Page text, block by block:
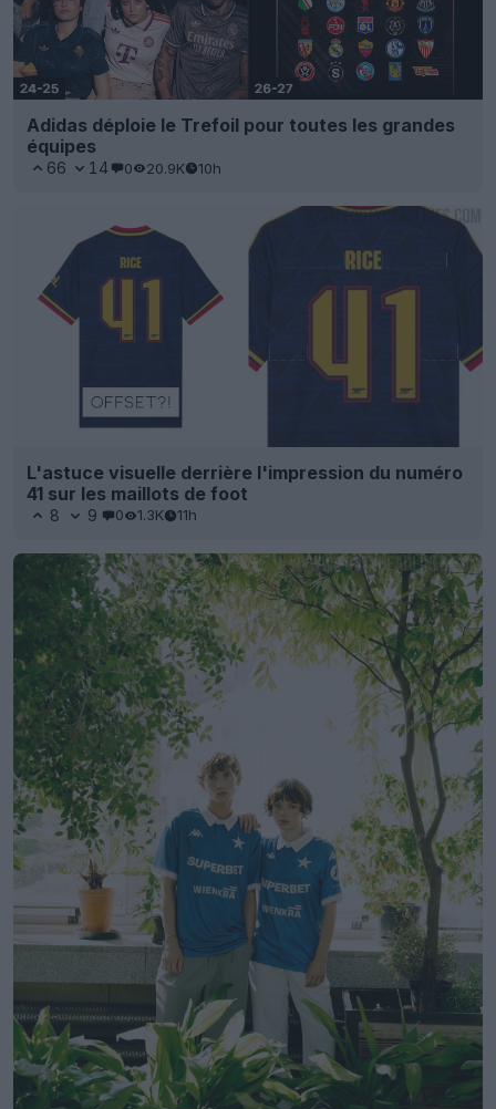
Adidas déploie le Trefoil pour toutes les grandes
équipes
66 14 0 20.9K 10h
L'astuce visuelle derrière l'impression du numéro
41 sur les maillots de foot
8 9 0 1.3K 11h